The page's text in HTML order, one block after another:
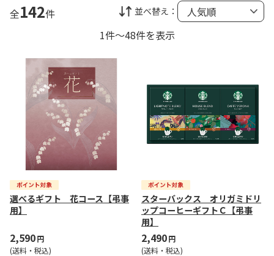
全142件 並べ替え：
1件～48件を表示
選べるギフト 花コース【弔事
用】
2,590円
(送料・税込)
スターバックス オリガミドリ
ップコーヒーギフトＣ【弔事
用】
2,490円
(送料・税込)